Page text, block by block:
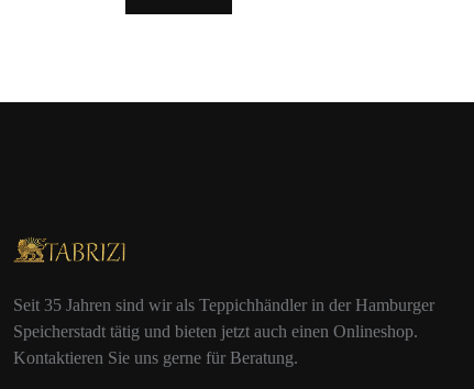
Seit 35 Jahren sind wir als Teppichhändler in der Hamburger
Speicherstadt tätig und bieten jetzt auch einen Onlineshop.
Kontaktieren Sie uns gerne für Beratung.